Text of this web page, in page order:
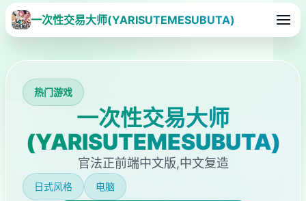
一次性交易大师(YARISUTEMESUBUTA)
热门游戏
一次性交易大师
(YARISUTEMESUBUTA)
官法正前端中文版,中文复造
日式风格 电脑